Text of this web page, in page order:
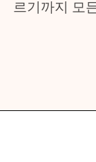
르기까지 모